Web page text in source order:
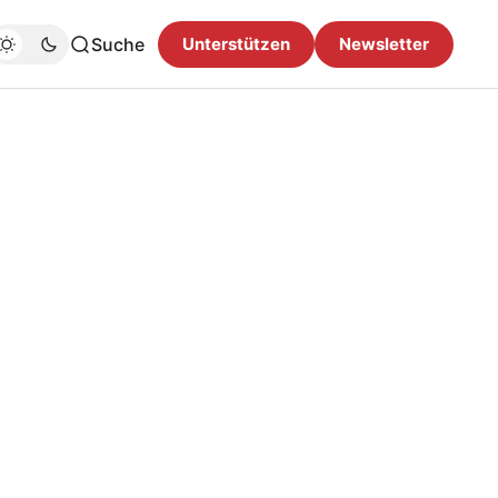
Suche Unterstützen Newsletter